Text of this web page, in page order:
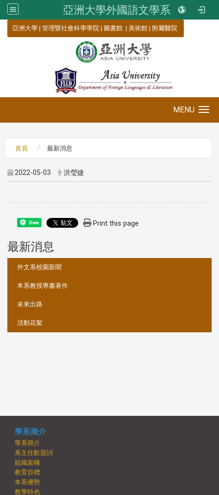
亞洲大學外國語文學系
亞洲大學 | 管理暨社會科學學院 | 圖書館 | 美術館 | 附屬醫院
MENU
首頁 最新消息
2022-05-03 洪瑩婕
Share Print this page
最新消息
外文系校園新聞
本系教授專書著作
未來出路
活動花絮
學系簡介
學系簡介
系主任歡迎詞
組織架構
教育目標
本系優勢
教學特色